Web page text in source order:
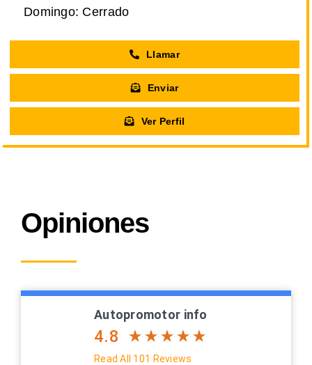
Domingo: Cerrado
Llamar
Enviar
Ver Perfil
Opiniones
Autopromotor info
4.8
Read All 101 Reviews